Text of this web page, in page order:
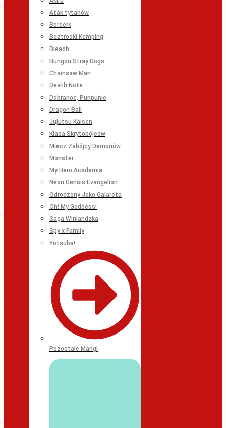
Atak tytanów
Berserk
Beztroski Kemping
Bleach
Bungou Stray Dogs
Chainsaw Man
Death Note
Dobranoc, Punpunie
Dragon Ball
Jujutsu Kaisen
Klasa Skrytobójców
Miecz Zabójcy Demonów
Monster
My Hero Academia
Neon Gensis Evangelion
Odrodzony Jako Galareta
Oh! My Goddess!
Saga Winlandzka
Spy x Family
Yotsuba!
Pozostałe Mangi